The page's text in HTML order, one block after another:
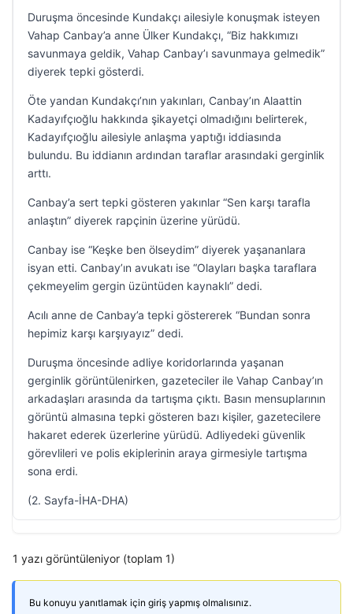
Duruşma öncesinde Kundakçı ailesiyle konuşmak isteyen
Vahap Canbay’a anne Ülker Kundakçı, “Biz hakkımızı
savunmaya geldik, Vahap Canbay’ı savunmaya gelmedik”
diyerek tepki gösterdi.
Öte yandan Kundakçı’nın yakınları, Canbay’ın Alaattin
Kadayıfçıoğlu hakkında şikayetçi olmadığını belirterek,
Kadayıfçıoğlu ailesiyle anlaşma yaptığı iddiasında
bulundu. Bu iddianın ardından taraflar arasındaki gerginlik
arttı.
Canbay’a sert tepki gösteren yakınlar “Sen karşı tarafla
anlaştın” diyerek rapçinin üzerine yürüdü.
Canbay ise “Keşke ben ölseydim” diyerek yaşananlara
isyan etti. Canbay’ın avukatı ise “Olayları başka taraflara
çekmeyelim gergin üzüntüden kaynaklı” dedi.
Acılı anne de Canbay’a tepki göstererek “Bundan sonra
hepimiz karşı karşıyayız” dedi.
Duruşma öncesinde adliye koridorlarında yaşanan
gerginlik görüntülenirken, gazeteciler ile Vahap Canbay’ın
arkadaşları arasında da tartışma çıktı. Basın mensuplarının
görüntü almasına tepki gösteren bazı kişiler, gazetecilere
hakaret ederek üzerlerine yürüdü. Adliyedeki güvenlik
görevlileri ve polis ekiplerinin araya girmesiyle tartışma
sona erdi.
(2. Sayfa-İHA-DHA)
1 yazı görüntüleniyor (toplam 1)
Bu konuyu yanıtlamak için giriş yapmış olmalısınız.